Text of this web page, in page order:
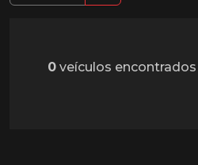
0 veículos encontrados